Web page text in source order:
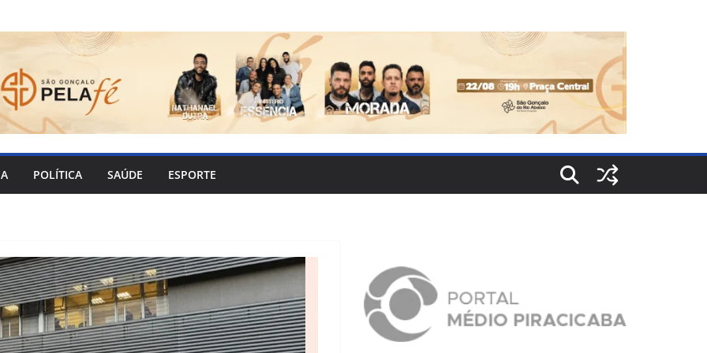
POLÍTICA SAÚDE ESPORTE